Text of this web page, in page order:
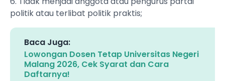
politik atau terlibat politik praktis;
Baca Juga:
Lowongan Dosen Tetap Universitas Negeri
Malang 2026, Cek Syarat dan Cara
Daftarnya!